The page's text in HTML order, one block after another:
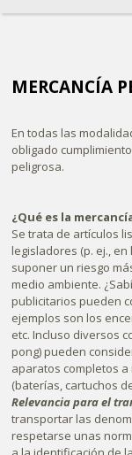
MERCANCÍA
En todas las
obligado
peligrosa.
¿Qué es la
Se trata de artículos
legisladores (p. ej., en
suponer un riesgo
medio ambiente.
publicitarios pueden
ejemplos son los
etc. Incluso diversos
pong) pueden
aparatos completos
(baterías, cartuchos
Relevancia para el
transportar las
respetarse unas